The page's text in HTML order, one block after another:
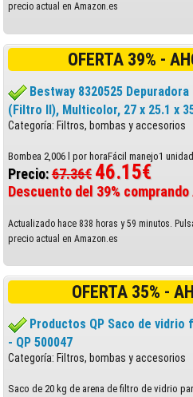
precio actual en Amazon.es
OFERTA 39% -
Bestway 8320525
(Filtro II), Multicolor, 27 x 25.1 x
Categoría: Filtros, bombas y accesorios
Bombea 2,006 l por horaFácil manejo1
Precio:67.36€ 46.15€
Descuento del 39% comprando
Actualizado hace 838 horas y 59 minutos.
precio actual en Amazon.es
OFERTA 35% -
Productos QP Saco de vidrio
- QP 500047
Categoría: Filtros, bombas y accesorios
Saco de 20 kg de arena de filtro de vidrio